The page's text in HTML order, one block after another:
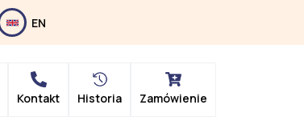
EN
Kontakt Historia Zamówienie